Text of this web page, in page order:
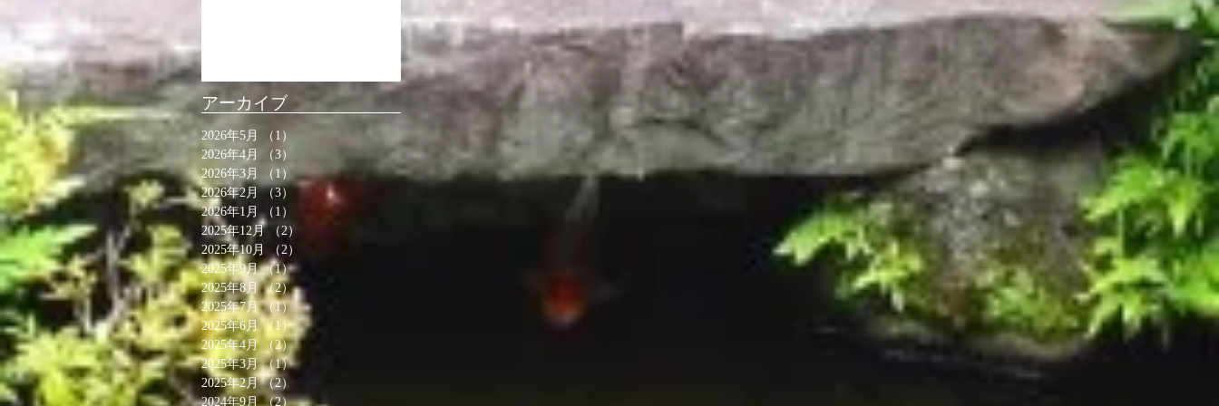
アーカイブ
2026年5月 （1）
2026年4月
（3）
2026年3月
（1）1件の記事
2026年2月 （3）
3件の記事
2026年1月 （1）
1件の記事
2025年12月
（2）
2025年10月
（2）
2025年9月 （1）1件の記事
2025年8月 （2）2件の記事
2025年7月 （1）1件の記事
2025年6月 （1）1件の記事
2025年4月
（2）2件の記事
2025年3月 （1）1件の記事
2025年2月 （2）
2024年9月 （2）2件の記事